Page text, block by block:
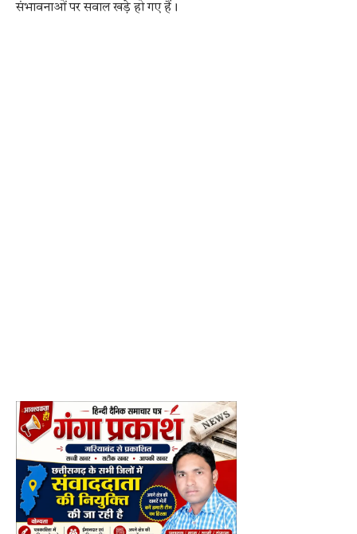
संभावनाओं पर सवाल खड़े हो गए हैं।